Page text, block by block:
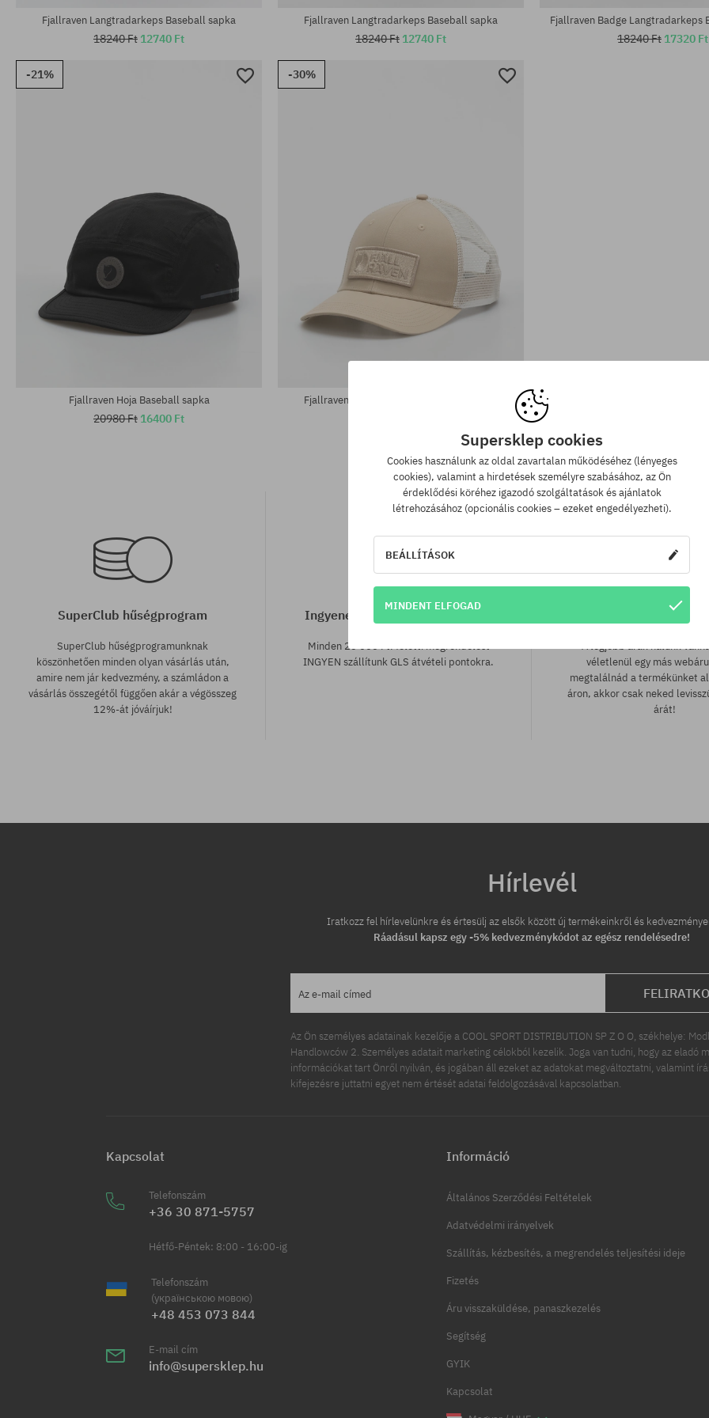
Fjallraven Langtradarkeps Baseball sapka
18240 Ft 12740 Ft
Elérhető méretek:
Fjallraven Langtradarkeps Baseball sapka
18240 Ft 12740 Ft
Elérhető méretek:
Fjallraven Badge Langtradarkeps
18240 Ft 17320 Ft
-21%
Fjallraven Hoja Baseball sapka
20980 Ft 16400 Ft
-30%
Fjallraven Langtradarkeps Baseball sapka
SuperClub hűségprogram
SuperClub hűségprogramunknak
köszönhetően minden olyan vásárlás után,
amire nem jár kedvezmény, a számládon a
vásárlás összegétől függően akár a végösszeg
12%-át jóváírjuk!
Ingyenes szállítás 25 000 Ft-tól
Minden 25 000 Ft. feletti megrendelést
INGYEN szállítunk GLS átvételi pontokra.
Legjobb ár
A legjobb árak nálunk
véletlenül egy más
megtalálnád a termékünket
áron, akkor csak neked
árát!
Hírlevél
Iratkozz fel hírlevelünkre és értesülj az elsők között új termékeinkről és
Ráadásul kapsz egy -5% kedvezménykódot az egész rendelésedre!
Az e-mail címed
Az Ön személyes adatainak kezelője a COOL SPORT DISTRIBUTION SP Z O O, székhelye:
Handlowców 2. Személyes adatait marketing célokból kezelik. Joga van tudni, hogy az eladó
információkat tart Önről nyilván, és jogában áll ezeket az adatokat megváltoztatni, valamint
kifejezésre juttatni egyet nem értését adatai feldolgozásával kapcsolatban.
Kapcsolat
Telefonszám
+36 30 871-5757
Hétfő-Péntek: 8:00 - 16:00-ig
Telefonszám
(українською мовою)
+48 453 073 844
E-mail cím
info@supersklep.hu
Információ
Általános Szerződési Feltételek
Adatvédelmi irányelvek
Szállítás, kézbesítés, a megrendelés teljesítési ideje
Fizetés
Áru visszaküldése, panaszkezelés
Segítség
GYIK
Kapcsolat
Supersklep cookies
Cookies használunk az oldal zavartalan működéséhez (lényeges
cookies), valamint a hirdetések személyre szabásához, az Ön
érdeklődési köréhez igazodó szolgáltatások és ajánlatok
létrehozásához (opcionális cookies – ezeket engedélyezheti).
BEÁLLÍTÁSOK
MINDENT ELFOGAD